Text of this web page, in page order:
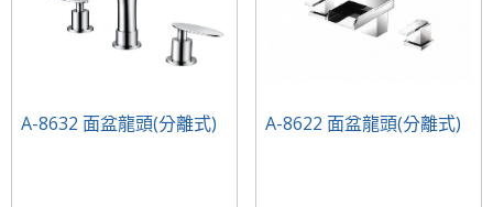
A-8632 面盆龍頭(分離式) A-8622 面盆龍頭(分離式)